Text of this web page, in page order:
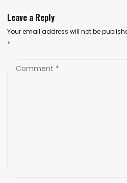
Leave a Reply
Your email address will not be
*
Comment